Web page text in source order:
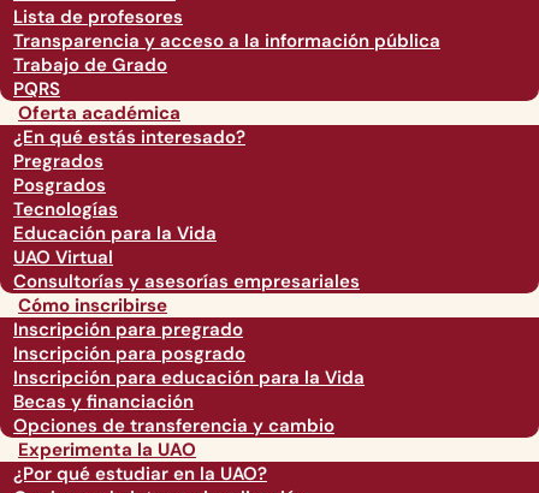
Lista de profesores
Transparencia y acceso a la información pública
Trabajo de Grado
PQRS
Oferta académica
¿En qué estás interesado?
Pregrados
Posgrados
Tecnologías
Educación para la Vida
UAO Virtual
Consultorías y asesorías empresariales
Cómo inscribirse
Inscripción para pregrado
Inscripción para posgrado
Inscripción para educación para la Vida
Becas y financiación
Opciones de transferencia y cambio
Experimenta la UAO
¿Por qué estudiar en la UAO?